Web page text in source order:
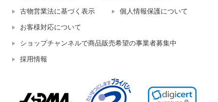
古物営業法に基づく表示 個人情報保護について
お客様対応について
ショップチャンネルで商品販売希望の事業者募集中
採用情報